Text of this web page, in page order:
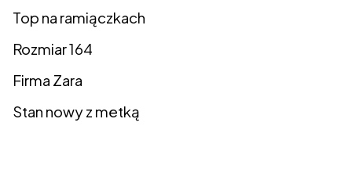
Top na ramiączkach
Rozmiar 164
Firma Zara
Stan nowy z metką